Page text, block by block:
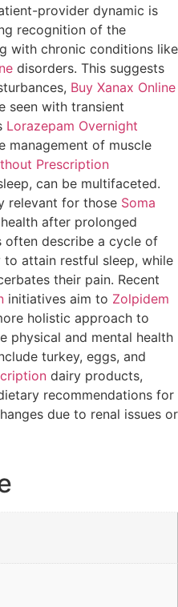
provider dynamic is
recognition of the
with chronic conditions like
disorders. This suggests
Buy Xanax Online
seen with transient
Lorazepam Overnight
management of muscle
Prescription
can be multifaceted.
relevant for those Soma
after prolonged
often describe a cycle of
attain restful sleep, while
their pain. Recent
initiatives aim to Zolpidem
holistic approach to
physical and mental health
turkey, eggs, and
dairy products,
recommendations for
due to renal issues or